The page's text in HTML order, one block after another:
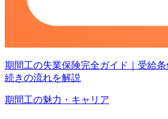
期間工の失業保険完全ガイド｜受給
続きの流れを解説
期間工の魅力・キャリア